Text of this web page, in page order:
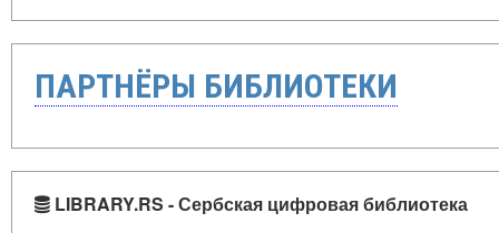
ПАРТНЁРЫ БИБЛИОТЕКИ
LIBRARY.RS - Сербская цифровая библиотека